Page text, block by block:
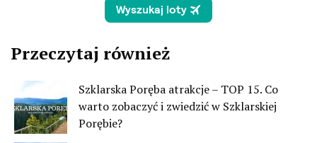
Przeczytaj również
Szklarska Poręba atrakcje – TOP 15. Co
warto zobaczyć i zwiedzić w Szklarskiej
Porębie?